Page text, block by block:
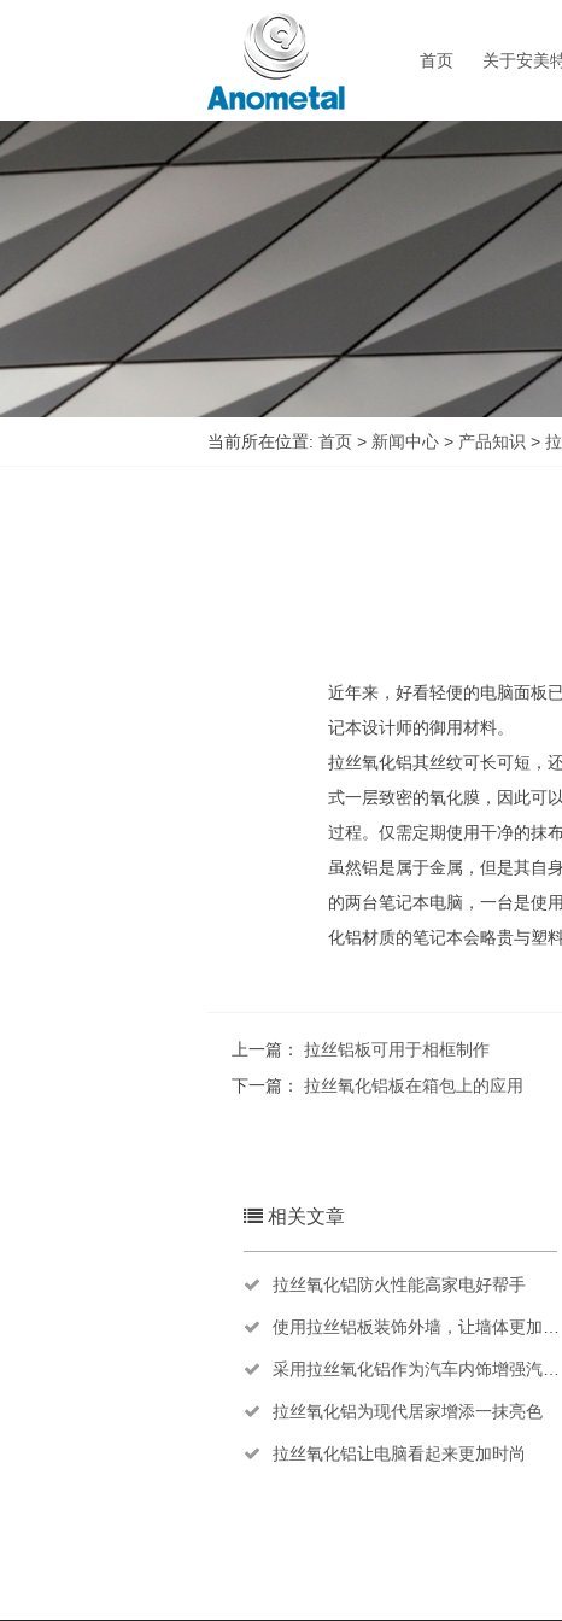
首页 关于安美
当前所在位置: 首页 > 新闻中心 > 产品知识 >
近年来，好看轻便的电脑面板
记本设计师的御用材料。
拉丝氧化铝其丝纹可长可短，
式一层致密的氧化膜，因此可
过程。仅需定期使用干净的抹
虽然铝是属于金属，但是其自
的两台笔记本电脑，一台是使
化铝材质的笔记本会略贵与塑
上一篇： 拉丝铝板可用于相框制作
下一篇： 拉丝氧化铝板在箱包上的应用
相关文章
拉丝氧化铝防火性能高家电好帮手
使用拉丝铝板装饰外墙，让墙体更加地好看
采用拉丝氧化铝作为汽车内饰增强汽车现代感
拉丝氧化铝为现代居家增添一抹亮色
拉丝氧化铝让电脑看起来更加时尚